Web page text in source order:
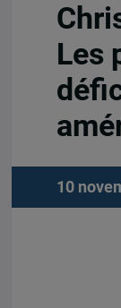
Les
10